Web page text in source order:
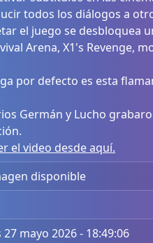
todos los diálogos a
el juego se desbloquea
Arena, X1's Revenge,
por defecto es esta
Germán y Lucho
el video desde aquí.
disponible
mayo 2026 - 18:49:06